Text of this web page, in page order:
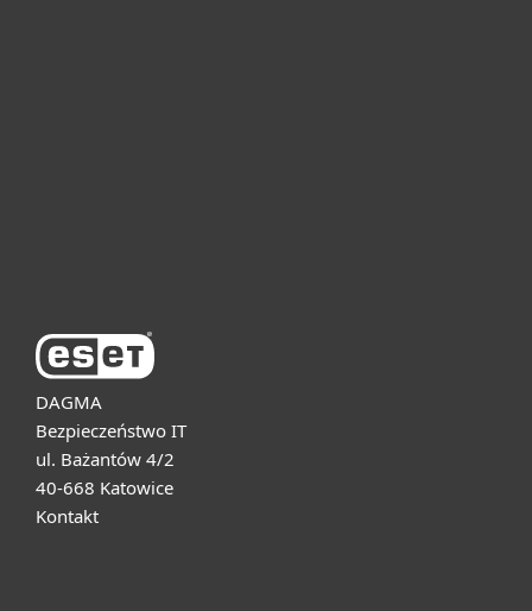
DAGMA
Bezpieczeństwo IT
ul. Bażantów 4/2
40-668 Katowice
Kontakt